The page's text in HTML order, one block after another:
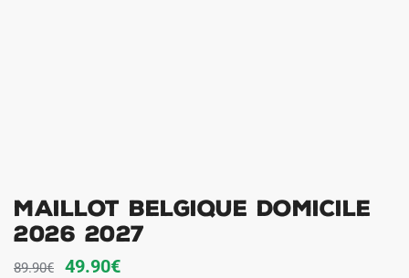
Maillot Belgique Domicile
2026 2027
89.90€
Le
49.90€Le